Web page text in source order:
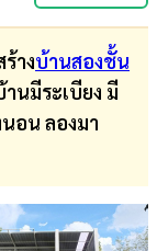
างบ้านสองชั้น
นมีระเบียง มี
อน ลองมา